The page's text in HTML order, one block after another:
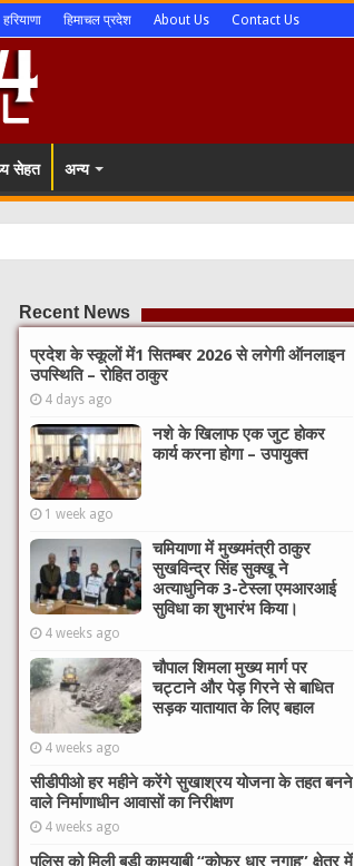
हरियाणा हिमाचल प्रदेश About Us Contact Us
सेहत अन्य
Recent News
प्रदेश के स्कूलों में1 सितम्बर 2026 से लगेगी ऑनलाइन
उपस्थिति – रोहित ठाकुर
4 days ago
नशे के खिलाफ एक जुट होकर
कार्य करना होगा – उपायुक्त
1 week ago
चमियाणा में मुख्यमंत्री ठाकुर
सुखविन्द्र सिंह सुक्खू ने
अत्याधुनिक 3-टेस्ला एमआरआई
सुविधा का शुभारंभ किया।
4 weeks ago
चौपाल शिमला मुख्य मार्ग पर
चट्टाने और पेड़ गिरने से बाधित
सड़क यातायात के लिए बहाल
4 weeks ago
सीडीपीओ हर महीने करेंगे सुखाश्रय योजना के तहत बनने
वाले निर्माणाधीन आवासों का निरीक्षण
4 weeks ago
पुलिस को मिली बड़ी कामयाबी “कोफर धार नगाह” क्षेत्र में